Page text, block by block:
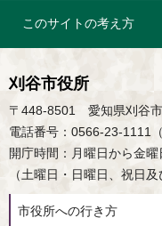
このサイトの考え方
刈谷市役所
〒448-8501 愛知県刈谷
電話番号：0566-23-1111（
開庁時間：月曜日から金
（土曜日・日曜日、祝日
市役所への行き方